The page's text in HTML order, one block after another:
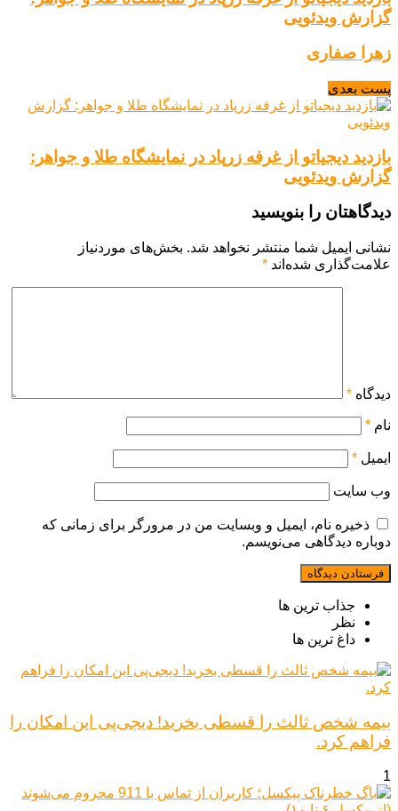
گزارش ویدئویی
زهرا صفاری
پست بعدی
بازدید دیجیاتو از غرفه زرپاد در نمایشگاه طلا و جواهر:
گزارش ویدئویی
دیدگاهتان را بنویسید
نشانی ایمیل شما منتشر نخواهد شد. بخش‌های موردنیاز
علامت‌گذاری شده‌اند *
دیدگاه *
نام *
ایمیل *
وب‌ سایت
ذخیره نام، ایمیل و وبسایت من در مرورگر برای زمانی که
دوباره دیدگاهی می‌نویسم.
جذاب ترین ها
نظر
داغ ترین ها
بیمه شخص ثالث را قسطی بخرید! دیجی‌پی این امکان را
فراهم کرد.
1